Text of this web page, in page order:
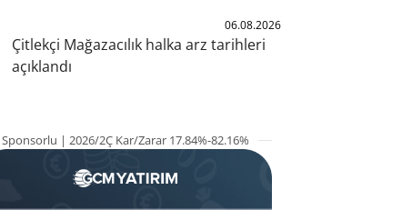
06.08.2026
Çitlekçi Mağazacılık halka arz tarihleri
açıklandı
Sponsorlu | 2026/2Ç Kar/Zarar 17.84%-82.16%